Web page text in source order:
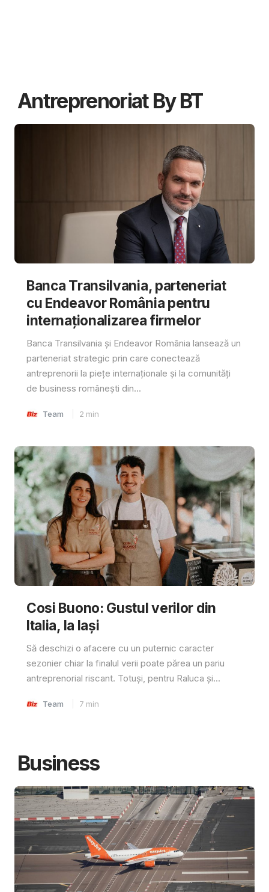
Antreprenoriat By BT
Banca Transilvania, parteneriat
cu Endeavor România pentru
internaționalizarea firmelor
Banca Transilvania și Endeavor România lansează un
parteneriat strategic prin care conectează
antreprenorii la piețe internaționale și la comunități
de business românești din...
Team 2 min
Cosi Buono: Gustul verilor din
Italia, la Iași
Să deschizi o afacere cu un puternic caracter
sezonier chiar la finalul verii poate părea un pariu
antreprenorial riscant. Totuși, pentru Raluca și...
Team 7 min
Business